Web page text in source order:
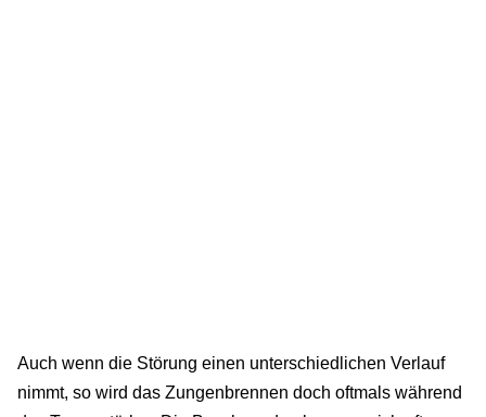
Auch wenn die Störung einen unterschiedlichen Verlauf
nimmt, so wird das Zungenbrennen doch oftmals während